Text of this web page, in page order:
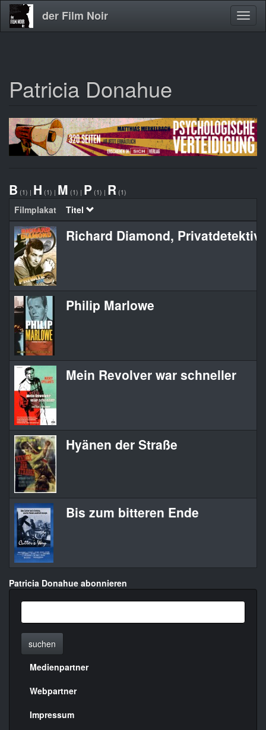
Direkt
zum
der Film Noir
Patricia Donahue
B (1) | H (1) | M (1) | P (1) | R (1)
Filmplakat Titel
Richard Diamond, Privatdetektiv
Philip Marlowe
Mein Revolver war schneller
Hyänen der Straße
Bis zum bitteren Ende
Patricia Donahue abonnieren
suchen
Menülinks
rechte
Seite
Medienpartner
Webpartner
Impressum